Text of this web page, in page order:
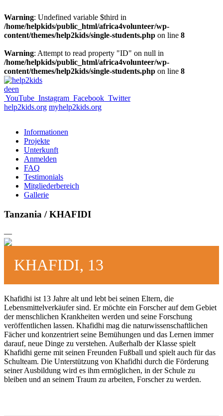
Warning: Undefined variable $third in
/home/helpkids/public_html/africa4volunteer/wp-
content/themes/help2kids/single-students.php on line 8
Warning: Attempt to read property "ID" on null in
/home/helpkids/public_html/africa4volunteer/wp-
content/themes/help2kids/single-students.php on line 8
deen
YouTube Instagram Facebook Twitter
help2kids.org myhelp2kids.org
Informationen
Projekte
Unterkunft
Anmelden
FAQ
Testimonials
Mitgliederbereich
Gallerie
Tanzania / KHAFIDI
—
KHAFIDI, 13
Khafidhi ist 13 Jahre alt und lebt bei seinen Eltern, die
Lebensmittelverkäufer sind. Er möchte ein Forscher auf dem Gebiet
der menschlichen Krankheiten werden und seine Forschung
veröffentlichen lassen. Khafidhi mag die naturwissenschaftlichen
Fächer und konzentriert seine Bemühungen und das Lernen immer
darauf, neue Dinge zu verstehen. Außerhalb der Klasse spielt
Khafidhi gerne mit seinen Freunden Fußball und spielt auch für das
Schulteam. Die Unterstützung von Khafidhi durch die Förderung
seiner Ausbildung wird es ihm ermöglichen, in der Schule zu
bleiben und an seinem Traum zu arbeiten, Forscher zu werden.